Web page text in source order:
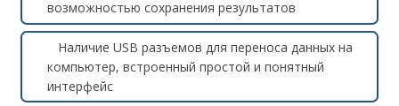
возможностью сохранения результатов
Наличие USB разъемов для переноса данных на
компьютер, встроенный простой и понятный
интерфейс